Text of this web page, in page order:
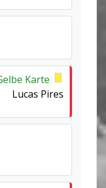
Karte
Lucas Pires